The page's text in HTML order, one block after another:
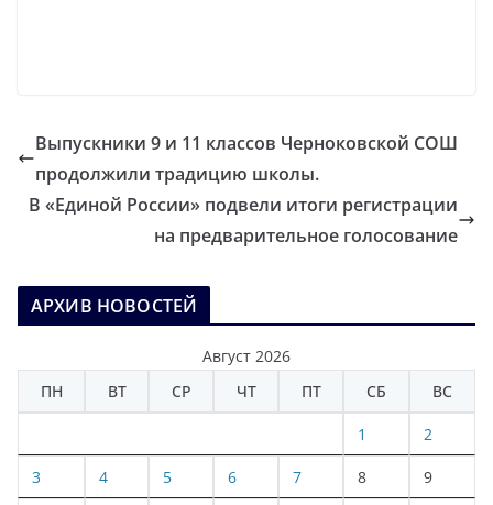
Выпускники 9 и 11 классов Черноковской СОШ
продолжили традицию школы.
В «Единой России» подвели итоги регистрации
на предварительное голосование
АРХИВ НОВОСТЕЙ
Август 2026
ПН
ВТ СР ЧТ ПТ СБ ВС
1 2
3 4 5 6 7 8 9